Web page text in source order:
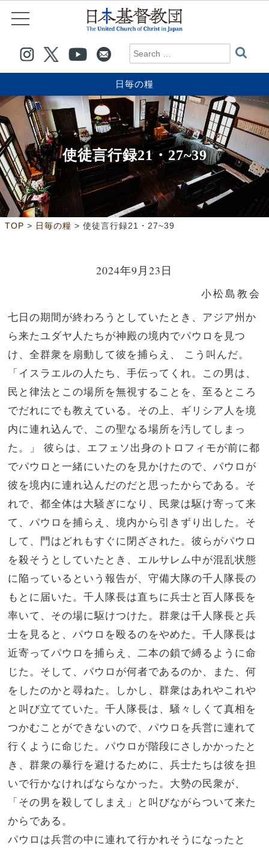
日毎の糧
使徒言行録21・27~39
TOP > 日毎の糧 > 使徒言行録21・27~39
2024年9月23日
小松島教会
七日の期間が終わろうとしていたとき、アジア州か
ら来たユダヤ人たちが神殿の境内でパウロを見つ
け、全群衆を扇動して彼を捕らえ、
こう叫んだ。
「イスラエルの人たち、手伝ってくれ。この男は、
民と律法とこの場所を無視することを、至るところ
でだれにでも教えている。その上、ギリシア人を境
内に連れ込んで、この聖なる場所を汚してしまっ
た。」
彼らは、エフェソ出身のトロフィモが前に都
でパウロと一緒にいたのを見かけたので、パウロが
彼を境内に連れ込んだのだと思ったからである。 そ
れで、都全体は大騒ぎになり、民衆は駆け寄って来
て、パウロを捕らえ、境内から引きずり出した。そ
して、門はどれもすぐに閉ざされた。彼らがパウロ
を殺そうとしていたとき、エルサレム中が混乱状態
に陥っているという報告が、守備大隊の千人隊長の
もとに届いた。千人隊長は直ちに兵士と百人隊長を
率いて、その場に駆けつけた。群衆は千人隊長と兵
士を見ると、パウロを殴るのをやめた。千人隊長は
近寄ってパウロを捕らえ、二本の鎖で縛るように命
じた。そして、パウロが何者であるのか、また、何
をしたのかと尋ねた。
しかし、群衆はあれやこれや
と叫び立てていた。千人隊長は、騒々しくて真相を
つかむことができないので、パウロを兵営に連れて
行くように命じた。パウロが階段にさしかかったと
き、群衆の暴行を避けるために、兵士たちは彼を担
いで行かなければならなかった。 大勢の民衆が、
「その男を殺してしまえ」と叫びながらついて来た
からである。
パウロは兵営の中に連れて行かれそうになったと